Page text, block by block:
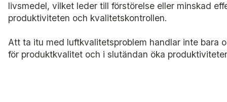
livsmedel, vilket leder till förstörelse eller minskad
produktiviteten och kvalitetskontrollen.
Att ta itu med luftkvalitetsproblem handlar inte bara
för produktkvalitet och i slutändan öka